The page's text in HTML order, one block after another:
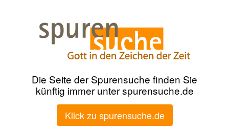
Die Seite der Spurensuche finden Sie
künftig immer unter spurensuche.de
Klick zu spurensuche.de